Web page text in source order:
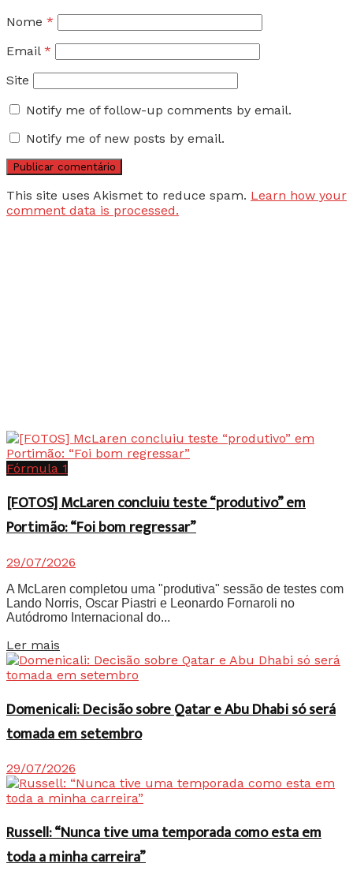
Nome *
Email *
Site
Notify me of follow-up comments by email.
Notify me of new posts by email.
This site uses Akismet to reduce spam. Learn how your
comment data is processed.
Fórmula 1
[FOTOS] McLaren concluiu teste “produtivo” em
Portimão: “Foi bom regressar”
29/07/2026
A McLaren completou uma "produtiva" sessão de testes com
Lando Norris, Oscar Piastri e Leonardo Fornaroli no
Autódromo Internacional do...
Ler mais
Domenicali: Decisão sobre Qatar e Abu Dhabi só será
tomada em setembro
29/07/2026
Russell: “Nunca tive uma temporada como esta em
toda a minha carreira”